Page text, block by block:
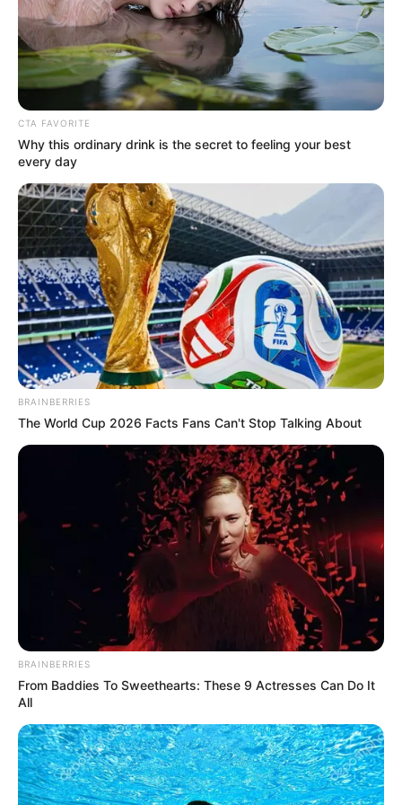
CTA FAVORITE
Why this ordinary drink is the secret to feeling your best
every day
BRAINBERRIES
The World Cup 2026 Facts Fans Can't Stop Talking About
BRAINBERRIES
From Baddies To Sweethearts: These 9 Actresses Can Do It
All